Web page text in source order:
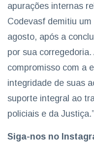
apurações internas
Codevasf demitiu
agosto, após a
por sua
compromisso com a
integridade de suas
suporte integral ao
policiais e da Justiça.”
Siga-nos no